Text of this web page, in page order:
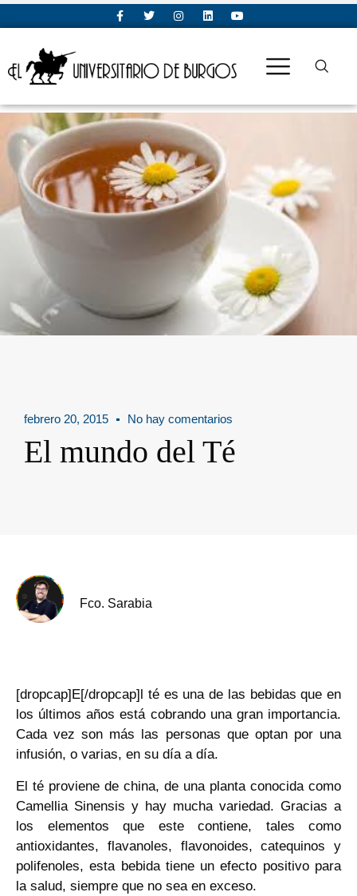
febrero 20, 2015 No hay comentarios
El mundo del Té
Fco. Sarabia
[dropcap]E[/dropcap]l té es una de las bebidas que en
los últimos años está cobrando una gran importancia.
Cada vez son más las personas que optan por una
infusión, o varias, en su día a día.
El té proviene de china, de una planta conocida como
Camellia Sinensis y hay mucha variedad. Gracias a
los elementos que este contiene, tales como
antioxidantes, flavanoles, flavonoides, catequinos y
polifenoles, esta bebida tiene un efecto positivo para
la salud, siempre que no sea en exceso.